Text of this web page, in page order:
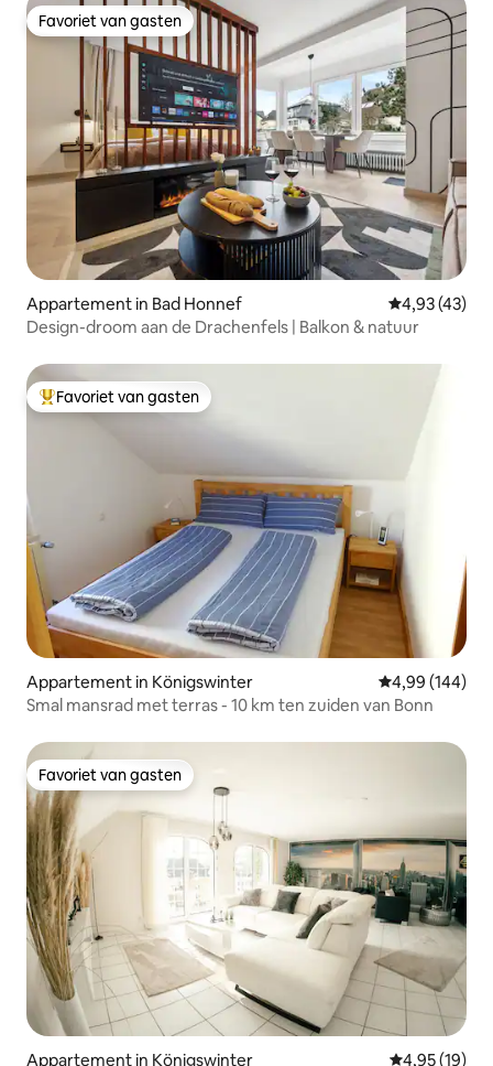
Favoriet van gasten
Favoriet van gasten
Appartement in Bad Honnef Gemiddelde
4,93 (43)
Design-droom aan de Drachenfels | Balkon & natuur
Topfavoriet van gasten
Favoriet van gasten
Appartement in Königswinter Gemiddelde
4,99 (144)
Smal mansrad met terras - 10 km ten zuiden van Bonn
Favoriet van gasten
Favoriet van gasten
Appartement in Königswinter Gemiddelde
4,95 (19)